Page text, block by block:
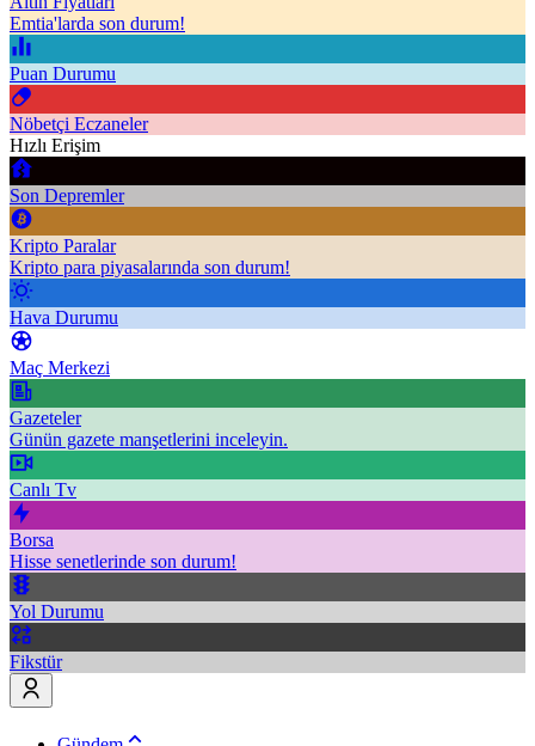
Emtia'larda son durum!
Puan Durumu
Nöbetçi Eczaneler
Hızlı Erişim
Son Depremler
Kripto Paralar
Kripto para piyasalarında son durum!
Hava Durumu
Maç Merkezi
Gazeteler
Günün gazete manşetlerini inceleyin.
Canlı Tv
Borsa
Hisse senetlerinde son durum!
Yol Durumu
Fikstür